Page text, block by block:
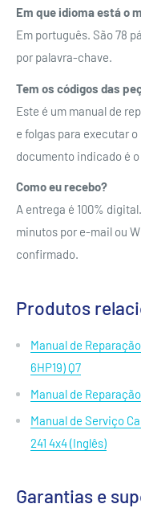
Em que idioma está o
Em português. São 78
por palavra-chave.
Tem os códigos das
Este é um manual de
e folgas para executar
documento indicado é
Como eu recebo?
A entrega é 100%
minutos por e-mail ou
confirmado.
Produtos
Manual de
6HP19) Q7
Manual de
Manual de Serviço
241 4x4 (Inglês)
Garantias e